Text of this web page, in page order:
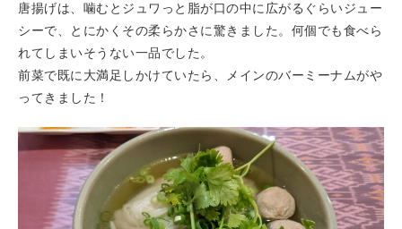
唐揚げは、噛むとジュワっと脂が口の中に広がるぐらいジュー
シーで、とにかくその柔らかさに驚きました。何個でも食べら
れてしまいそうない一品でした。
前菜で既に大満足しかけていたら、メインのバーミーナムがや
ってきました！